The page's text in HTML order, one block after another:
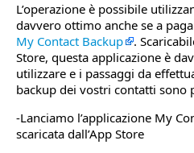
L’operazione è possibile
davvero ottimo anche se a
My Contact Backup
.
Store, questa applicazione è
utilizzare e i passaggi da
backup dei vostri contatti sono
-Lanciamo l’applicazione My
scaricata dall’App Store